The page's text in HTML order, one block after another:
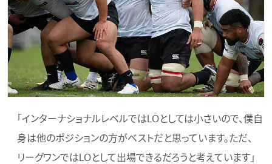
「インターナショナルレベルではLOとしては小さいので、僕自
身は他のポジションの方がベストだと思っています。ただ、
リーグワンではLOとして出場できるだろうと考えています」